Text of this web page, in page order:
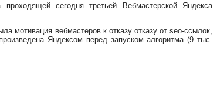
сегодня третьей Вебмастерской Яндекса
мотивация вебмастеров к отказу отказу от seo-ссылок,
Яндексом перед запуском алгоритма (9 тыс.